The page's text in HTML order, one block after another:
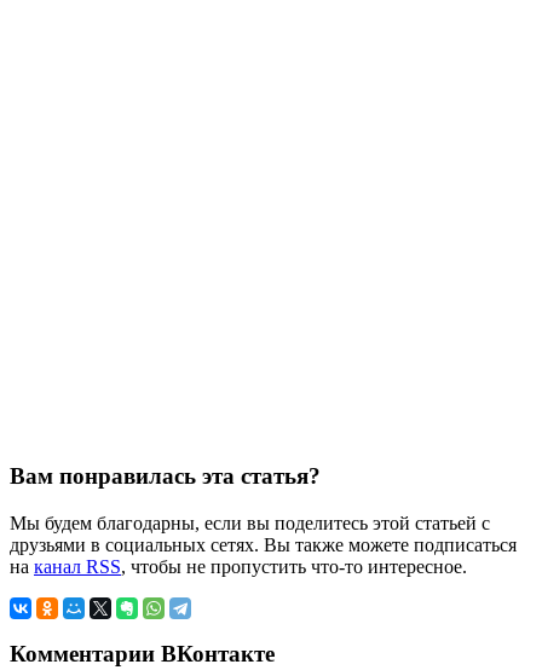
Вам понравилась эта статья?
Мы будем благодарны, если вы поделитесь этой статьей с
друзьями в социальных сетях. Вы также можете подписаться
на канал RSS, чтобы не пропустить что-то интересное.
Комментарии ВКонтакте